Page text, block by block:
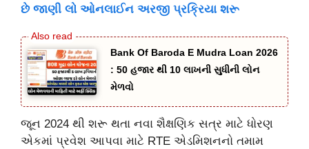
છે જાણી લો ઓનલાઈન અરજી પ્રક્રિયા શરૂ
Bank Of Baroda E Mudra Loan 2026
: 50 હજાર થી 10 લાખની સુધીની લોન
મેળવો
જૂન 2024 થી શરૂ થતા નવા શૈક્ષણિક સત્ર માટે ધોરણ
એકમાં પ્રવેશ આપવા માટે RTE એડમિશનનો તમામ